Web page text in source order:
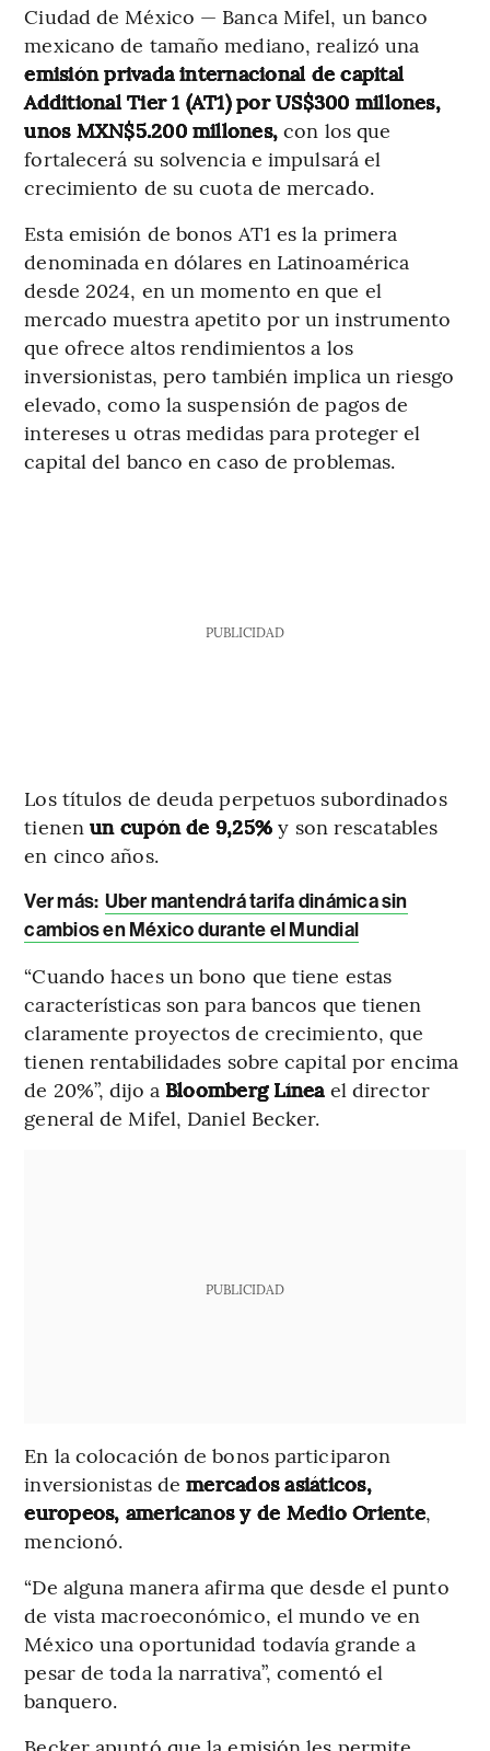
Ciudad de México — Banca Mifel, un banco
mexicano de tamaño mediano, realizó una
emisión privada internacional de capital
Additional Tier 1 (AT1) por US$300 millones,
unos MXN$5.200 millones, con los que
fortalecerá su solvencia e impulsará el
crecimiento de su cuota de mercado.
Esta emisión de bonos AT1 es la primera
denominada en dólares en Latinoamérica
desde 2024, en un momento en que el
mercado muestra apetito por un instrumento
que ofrece altos rendimientos a los
inversionistas, pero también implica un riesgo
elevado, como la suspensión de pagos de
intereses u otras medidas para proteger el
capital del banco en caso de problemas.
PUBLICIDAD
Los títulos de deuda perpetuos subordinados
tienenun cupón de 9,25%y son rescatables
en cinco años.
Ver más: Uber mantendrá tarifa dinámica sin
cambios en México durante el Mundial
“Cuando haces un bono que tiene estas
características son para bancos que tienen
claramente proyectos de crecimiento, que
tienen rentabilidades sobre capital por encima
de 20%”, dijo a Bloomberg Líneael director
general de Mifel, Daniel Becker.
PUBLICIDAD
En la colocación de bonos participaron
inversionistas demercados asiáticos,
europeos, americanos y de Medio Oriente,
mencionó.
“De alguna manera afirma que desde el punto
de vista macroeconómico, el mundo ve en
México una oportunidad todavía grande a
pesar de toda la narrativa”, comentó el
banquero.